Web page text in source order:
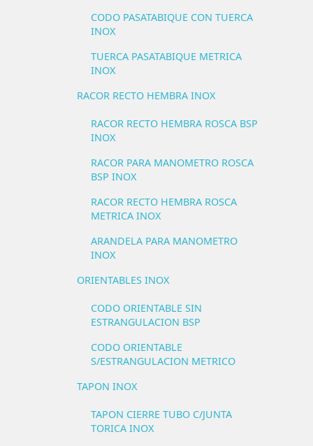
CODO PASATABIQUE CON TUERCA
INOX
TUERCA PASATABIQUE METRICA
INOX
RACOR RECTO HEMBRA INOX
RACOR RECTO HEMBRA ROSCA BSP
INOX
RACOR PARA MANOMETRO ROSCA
BSP INOX
RACOR RECTO HEMBRA ROSCA
METRICA INOX
ARANDELA PARA MANOMETRO
INOX
ORIENTABLES INOX
CODO ORIENTABLE SIN
ESTRANGULACION BSP
CODO ORIENTABLE
S/ESTRANGULACION METRICO
TAPON INOX
TAPON CIERRE TUBO C/JUNTA
TORICA INOX